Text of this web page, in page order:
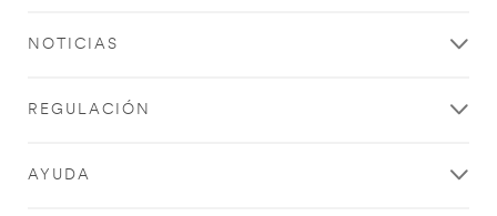
NOTICIAS
REGULACIÓN
AYUDA